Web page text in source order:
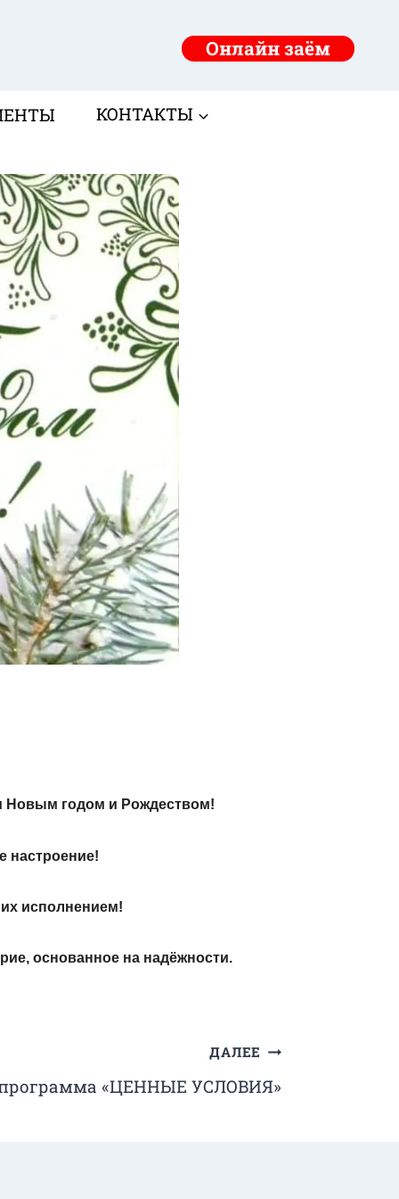
Онлайн заём
КОНТАКТЫ
Новым годом и Рождеством!
настроение!
исполнением!
основанное на надёжности.
ДАЛЕЕ
«ЦЕННЫЕ УСЛОВИЯ»